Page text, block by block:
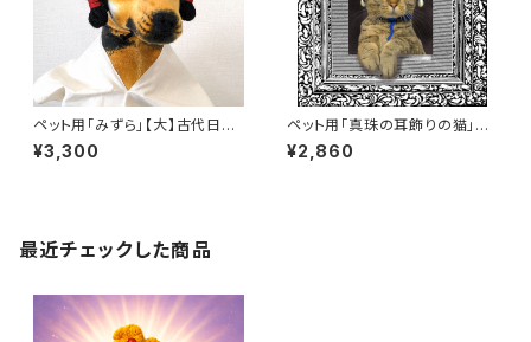
ペット用「みずら」【大】古代日本
の髪型を再現した犬用アクセサ
リー 猫被り物 猫コスプレ 古代
¥3,300
ペット用「真珠の耳飾りの猫」フ
ェルメール 犬 猫 被り物 コ
スプレ 帽子 ぬい活 真珠の
¥2,860
最近チェックした商品